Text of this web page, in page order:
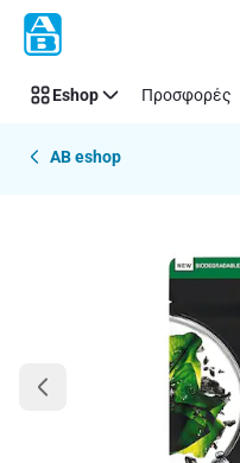
Παράλειψη
Eshop Προσφορές
AB eshop